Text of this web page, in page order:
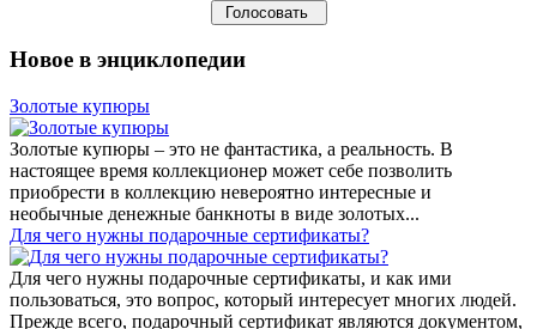
Новое в энциклопедии
Золотые купюры
Золотые купюры – это не фантастика, а реальность. В
настоящее время коллекционер может себе позволить
приобрести в коллекцию невероятно интересные и
необычные денежные банкноты в виде золотых...
​Для чего нужны подарочные сертификаты?
Для чего нужны подарочные сертификаты, и как ими
пользоваться, это вопрос, который интересует многих людей.
Прежде всего, подарочный сертификат являются документом,